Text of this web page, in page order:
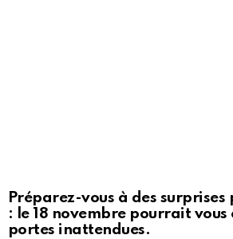
Préparez-vous à des surprises
: le 18 novembre pourrait vous
portes inattendues.